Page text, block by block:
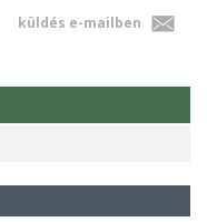
s
s
-
küldés e-mailben